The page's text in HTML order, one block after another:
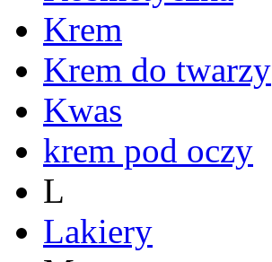
Krem
Krem do twarzy
Kwas
krem pod oczy
L
Lakiery